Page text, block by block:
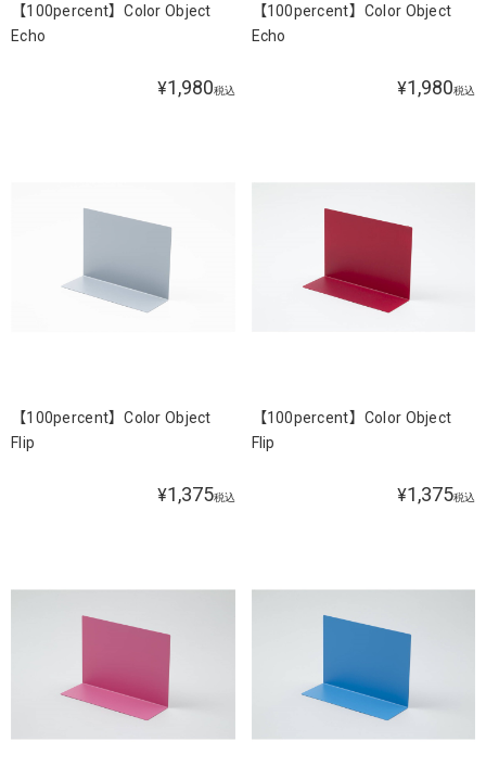
【100percent】Color Object
Echo
¥1,980税込
【100percent】Color Object
Echo
¥1,980税込
【100percent】Color Object
Flip
¥1,375税込
【100percent】Color Object
Flip
¥1,375税込